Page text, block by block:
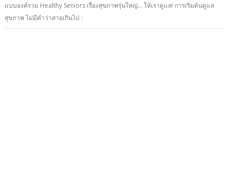
แบบองค์รวม Healthy Seniors เรื่องสุขภาพรุ่นใหญ่… ให้เราดูแล! การเริ่มต้นดูแล
สุขภาพ ไม่มีคำว่าสายเกินไป :